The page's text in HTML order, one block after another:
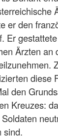
er den
Er
Ärzten an
diese
den
Kreuzes:
sind.